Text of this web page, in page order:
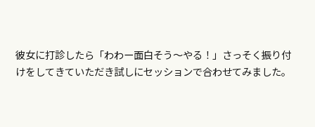
彼女に打診したら「わわー面白そう～やる！」さっそく振り付
けをしてきていただき試しにセッションで合わせてみました。